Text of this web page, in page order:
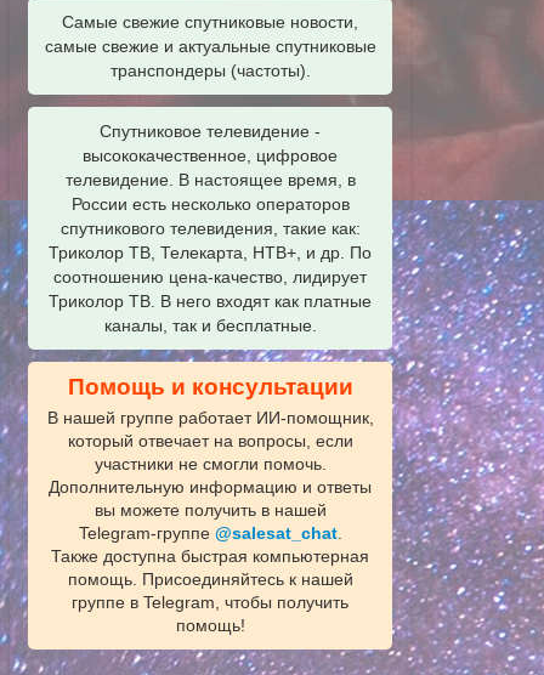
Самые свежие спутниковые новости,
самые свежие и актуальные спутниковые
транспондеры (частоты).
Спутниковое телевидение -
высококачественное, цифровое
телевидение. В настоящее время, в
России есть несколько операторов
спутникового телевидения, такие как:
Триколор ТВ, Телекарта, НТВ+, и др. По
соотношению цена-качество, лидирует
Триколор ТВ. В него входят как платные
каналы, так и бесплатные.
Помощь и консультации
В нашей группе работает ИИ‑помощник,
который отвечает на вопросы, если
участники не смогли помочь.
Дополнительную информацию и ответы
вы можете получить в нашей
Telegram‑группе @salesat_chat.
Также доступна быстрая компьютерная
помощь. Присоединяйтесь к нашей
группе в Telegram, чтобы получить
помощь!